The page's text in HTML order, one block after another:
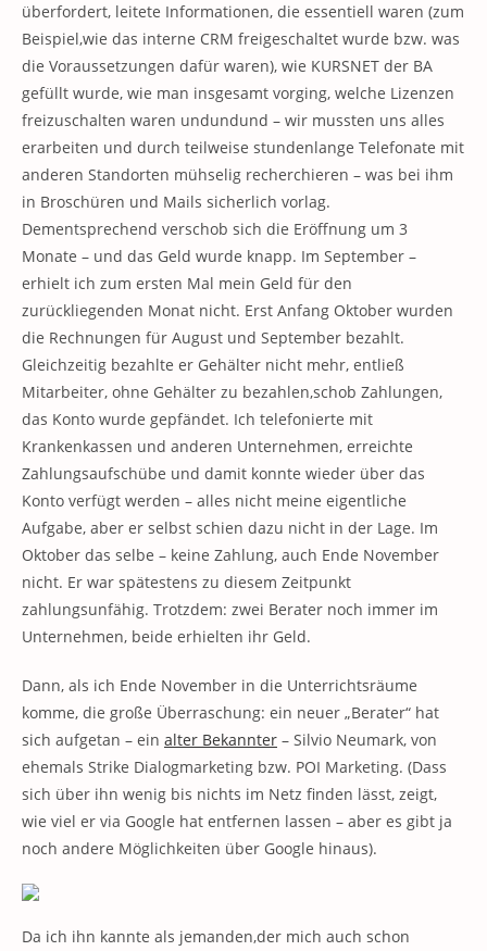
überfordert, leitete Informationen, die essentiell waren (zum
Beispiel,wie das interne CRM freigeschaltet wurde bzw. was
die Voraussetzungen dafür waren), wie KURSNET der BA
gefüllt wurde, wie man insgesamt vorging, welche Lizenzen
freizuschalten waren undundund – wir mussten uns alles
erarbeiten und durch teilweise stundenlange Telefonate mit
anderen Standorten mühselig recherchieren – was bei ihm
in Broschüren und Mails sicherlich vorlag.
Dementsprechend verschob sich die Eröffnung um 3
Monate – und das Geld wurde knapp. Im September –
erhielt ich zum ersten Mal mein Geld für den
zurückliegenden Monat nicht. Erst Anfang Oktober wurden
die Rechnungen für August und September bezahlt.
Gleichzeitig bezahlte er Gehälter nicht mehr, entließ
Mitarbeiter, ohne Gehälter zu bezahlen,schob Zahlungen,
das Konto wurde gepfändet. Ich telefonierte mit
Krankenkassen und anderen Unternehmen, erreichte
Zahlungsaufschübe und damit konnte wieder über das
Konto verfügt werden – alles nicht meine eigentliche
Aufgabe, aber er selbst schien dazu nicht in der Lage. Im
Oktober das selbe – keine Zahlung, auch Ende November
nicht. Er war spätestens zu diesem Zeitpunkt
zahlungsunfähig. Trotzdem: zwei Berater noch immer im
Unternehmen, beide erhielten ihr Geld.
Dann, als ich Ende November in die Unterrichtsräume
komme, die große Überraschung: ein neuer „Berater“ hat
sich aufgetan – ein alter Bekannter – Silvio Neumark, von
ehemals Strike Dialogmarketing bzw. POI Marketing. (Dass
sich über ihn wenig bis nichts im Netz finden lässt, zeigt,
wie viel er via Google hat entfernen lassen – aber es gibt ja
noch andere Möglichkeiten über Google hinaus).
Da ich ihn kannte als jemanden,der mich auch schon